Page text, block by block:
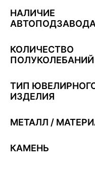
НАЛИЧИЕ
АВТОПОДЗАВОДА
КОЛИЧЕСТВО
ПОЛУКОЛЕБАНИЙ
ТИП
ИЗДЕЛИЯ
МЕТАЛЛ /
КАМЕНЬ